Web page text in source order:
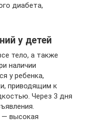
диабета,
у детей
тело, а также
наличии
у ребенка,
приводящим к
Через 3 дня
— высокая